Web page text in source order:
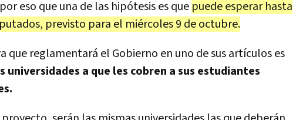
eso que una de las hipótesis es que puede esperar hasta
previsto para el miércoles 9 de octubre.
que reglamentará el Gobierno en uno de sus artículos es
universidades a que les cobren a sus estudiantes